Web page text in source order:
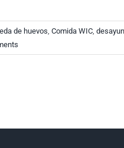
de huevos, Comida WIC,